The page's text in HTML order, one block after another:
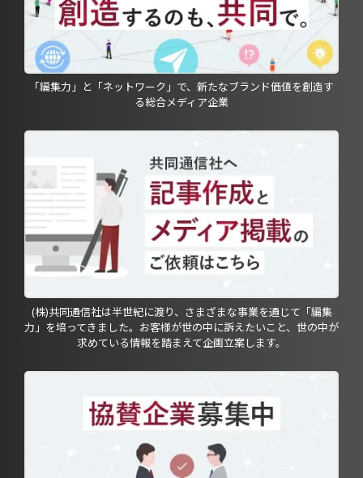
「編集力」と「ネットワーク」で、新たなブランド価値を創造す
る総合メディア企業
(株)共同通信社は半世紀に渡り、さまざまな事業を通じて「編集
力」を培ってきました。お客様が世の中に訴えたいこと、世の中が
求めている情報を踏まえて企画立案します。